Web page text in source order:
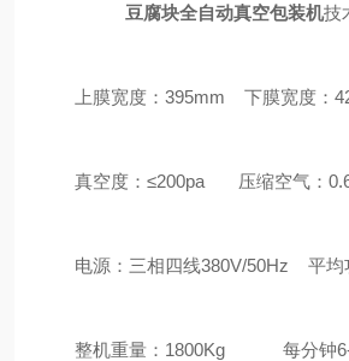
豆腐块全自动真空包装机技
上膜宽度：395mm 下膜宽度：
真空度：≤200pa 压缩空气：
电源：三相四线380V/50Hz 平均
整机重量：1800Kg 每分钟6-